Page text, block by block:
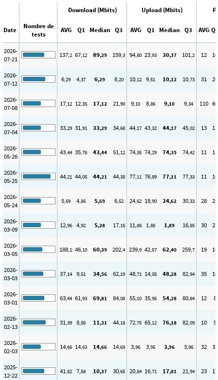
Download (Mbits) Upload (Mbits)
Date
Nombre de
tests
AVG Q1 Median Q3 AVG Q1 Median Q3 AVG
2026-
07-21
137,2 67,12 89,29 159,3 94,80 23,93 30,37 101,2 12 10
2026-
07-12
6,29 4,37 6,29 8,20 10,12 9,51 10,12 10,73 31 26
2026-
07-08
17,12 12,35 17,12 21,90 9,10 8,86 9,10 9,34 110 60
2026-
07-04
33,29 31,91 33,29 34,68 44,17 43,32 44,17 45,02 13 11
2026-
05-26
43,44 35,76 43,44 51,12 74,35 74,29 74,35 74,42 11 11
2026-
05-25
44,21 44,05 44,21 44,38 77,11 76,89 77,11 77,33 11 10
2026-
05-24
5,69 4,86 5,69 6,52 24,62 18,90 24,62 30,33 28 28
2026-
03-09
12,96 4,92 5,28 17,16 11,86 1,88 1,89 16,85 30 27
2026-
03-05
188,1 46,10 60,39 202,4 239,9 42,57 62,40 259,7 19 16
2026-
03-03
37,14 9,51 34,56 62,19 48,71 14,05 48,28 82,94 35 10
2026-
03-01
63,44 61,93 69,81 84,08 55,10 35,95 54,28 80,84 12 8
2026-
02-13
31,39 8,56 11,31 44,18 72,75 65,12 76,18 82,09 10 9
2026-
02-03
14,66 14,63 14,66 14,69 3,96 3,95 3,96 3,96 32 32
2025-
12-22
41,82 7,58 10,37 30,65 20,84 16,71 17,81 21,94 23 17